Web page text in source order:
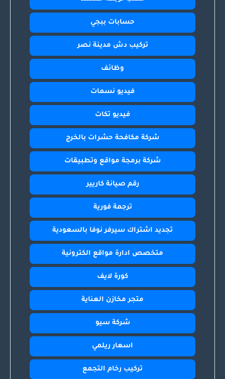
حسابات ببجي
تركيب دش مدينة نصر
وظائف
فيديو نسمات
فيديو تكات
شركة مكافحة حشرات بالخرج
شركة برمجة مواقع وتطبيقات
رقم صيانة كاريير
ترجمة فورية
تجديد اشتراك سيرفر نوفا بالسعودية
متخصص ادارة مواقع الكترونية
كورة لايف
متجر مخازن العناية
شركة سيو
اسعار ريلمي
تركيب رخام التجمع